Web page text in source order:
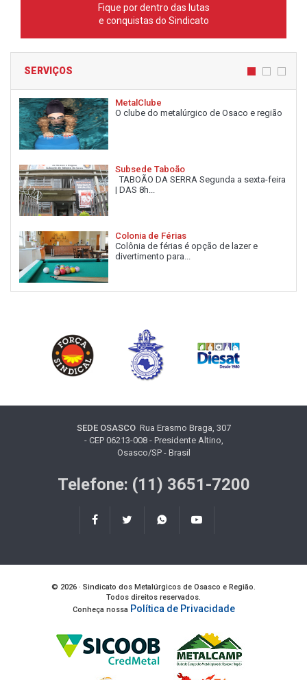
Fique por dentro das lutas
e conquistas do Sindicato
SERVIÇOS
MetalClube
O clube do metalúrgico de Osaco e região
Subsede Taboão
TABOÃO DA SERRA Segunda a sexta-feira
| DAS 8h...
Colonia de Férias
Colônia de férias é opção de lazer e
divertimento para...
SEDE OSASCORua Erasmo Braga, 307
- CEP 06213-008 - Presidente Altino,
Osasco/SP - Brasil
Telefone: (11) 3651-7200
© 2026 · Sindicato dos Metalúrgicos de Osasco e Região.
Todos direitos reservados.
Conheça nossa Política de Privacidade